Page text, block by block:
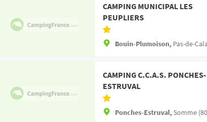
CAMPING MUNICIPAL LES
PEUPLIERS
Bouin-Plumoison, Pas-de-
CAMPING C.C.A.S. PONCHES-
ESTRUVAL
Ponches-Estruval, Somme